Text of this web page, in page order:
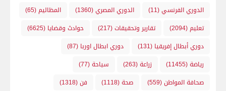
الدوري الفرنسي(11) الدوري المصري(1360) المظاليم(65)
تعليم(2094) تقارير وتحقيقات(217) حوادث وقضايا (6625)
دوري أبطال إفريقيا (131) دوري ابطال اوربا (87)
رياضة(11455) زراعة(263) سياحة(77)
صحافة المواطن(559) صحة(1118) فن(1318)